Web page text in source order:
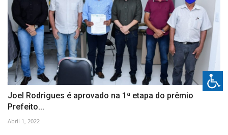
Joel Rodrigues é aprovado na 1ª etapa do prêmio
Prefeito...
Abril 1, 2022